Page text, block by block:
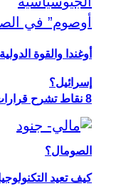
8 نقاط تشرح
الصومال؟
أوغندا والقوة
إسرائيل؟
كيف تعيد